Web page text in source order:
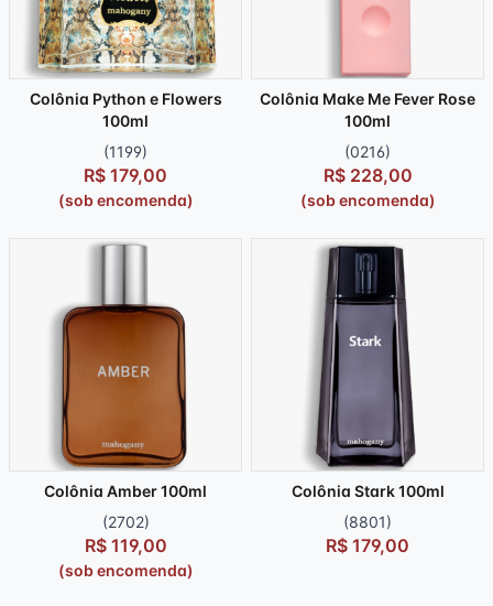
Colônia Python e Flowers
100ml
(1199)
R$ 179,00
(sob encomenda)
Colônia Make Me Fever Rose
100ml
(0216)
R$ 228,00
(sob encomenda)
Colônia Amber 100ml
(2702)
R$ 119,00
(sob encomenda)
Colônia Stark 100ml
(8801)
R$ 179,00